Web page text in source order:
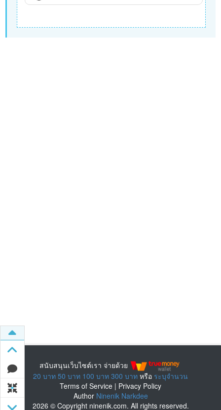
สนับสนุนเว็บไซต์เรา จ่ายด้วย
20 บาท 50 บาท 100 บาท 300 บาท หรือ ระบุจำนวน
Terms of Service | Privacy Policy
Author Ninenik Narkdee
2026 © Copyright ninenik.com. All rights reserved.